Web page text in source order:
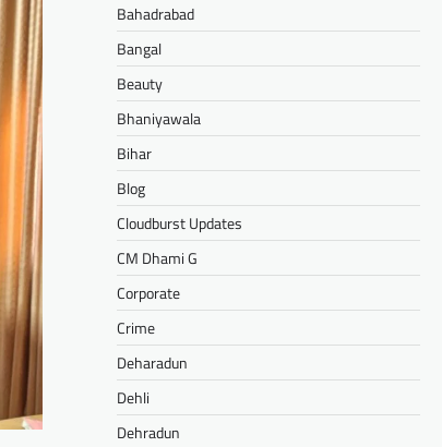
Bahadrabad
Bangal
Beauty
Bhaniyawala
Bihar
Blog
Cloudburst Updates
CM Dhami G
Corporate
Crime
Deharadun
Dehli
Dehradun